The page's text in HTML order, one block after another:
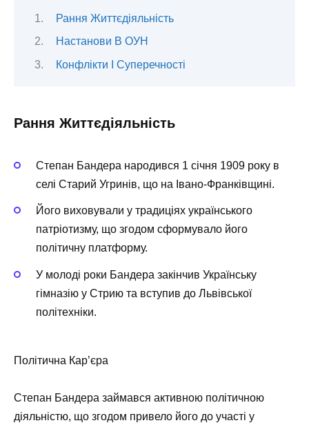
Рання Життєдіяльність
Настанови В ОУН
Конфлікти І Суперечності
Рання Життєдіяльність
Степан Бандера народився 1 січня 1909 року в
селі Старий Угринів, що на Івано-Франківщині.
Його виховували у традиціях українського
патріотизму, що згодом сформувало його
політичну платформу.
У молоді роки Бандера закінчив Українську
гімназію у Стрию та вступив до Львівської
політехніки.
Політична Кар’єра
Степан Бандера займався активною політичною
діяльністю, що згодом привело його до участі у